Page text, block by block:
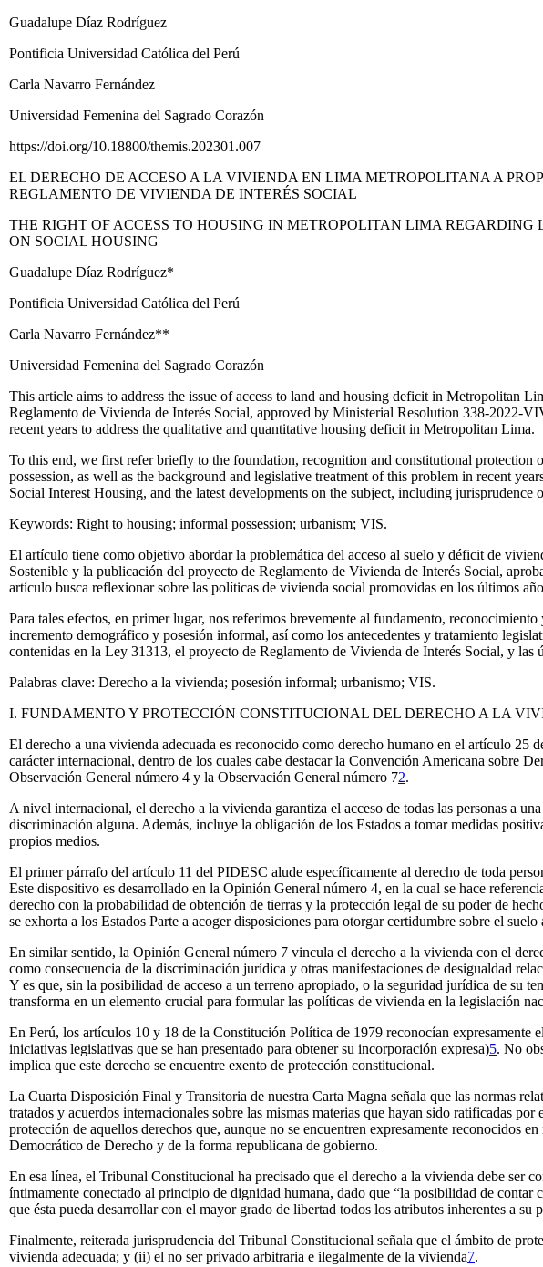
Guadalupe Díaz Rodríguez
Pontificia Universidad Católica del Perú
Carla Navarro Fernández
Universidad Femenina del Sagrado Corazón
https://doi.org/10.18800/themis.202301.007
EL DERECHO DE ACCESO A LA VIVIENDA EN LIMA METROPOLITANA A
REGLAMENTO DE VIVIENDA DE INTERÉS SOCIAL
THE RIGHT OF ACCESS TO HOUSING IN METROPOLITAN LIMA
ON SOCIAL HOUSING
Guadalupe Díaz Rodríguez*
Pontificia Universidad Católica del Perú
Carla Navarro Fernández**
Universidad Femenina del Sagrado Corazón
This article aims to address the issue of access to land and housing deficit in Metropolitan
Reglamento de Vivienda de Interés Social, approved by Ministerial Resolution 338-2022-
recent years to address the qualitative and quantitative housing deficit in Metropolitan Lima.
To this end, we first refer briefly to the foundation, recognition and constitutional protection
possession, as well as the background and legislative treatment of this problem in recent
Social Interest Housing, and the latest developments on the subject, including jurisprudence
Keywords: Right to housing; informal possession; urbanism; VIS.
El artículo tiene como objetivo abordar la problemática del acceso al suelo y déficit de
Sostenible y la publicación del proyecto de Reglamento de Vivienda de Interés Social,
artículo busca reflexionar sobre las políticas de vivienda social promovidas en los últimos
Para tales efectos, en primer lugar, nos referimos brevemente al fundamento,
incremento demográfico y posesión informal, así como los antecedentes y tratamiento
contenidas en la Ley 31313, el proyecto de Reglamento de Vivienda de Interés Social, y
Palabras clave: Derecho a la vivienda; posesión informal; urbanismo; VIS.
I. FUNDAMENTO Y PROTECCIÓN CONSTITUCIONAL DEL DERECHO A LA
El derecho a una vivienda adecuada es reconocido como derecho humano en el artículo 25
carácter internacional, dentro de los cuales cabe destacar la Convención Americana sobre
Observación General número 4 y la Observación General número 72.
A nivel internacional, el derecho a la vivienda garantiza el acceso de todas las personas a
discriminación alguna. Además, incluye la obligación de los Estados a tomar medidas
propios medios.
El primer párrafo del artículo 11 del PIDESC alude específicamente al derecho de toda
Este dispositivo es desarrollado en la Opinión General número 4, en la cual se hace
derecho con la probabilidad de obtención de tierras y la protección legal de su poder de
se exhorta a los Estados Parte a acoger disposiciones para otorgar certidumbre sobre el
En similar sentido, la Opinión General número 7 vincula el derecho a la vivienda con el
como consecuencia de la discriminación jurídica y otras manifestaciones de desigualdad
Y es que, sin la posibilidad de acceso a un terreno apropiado, o la seguridad jurídica de su
transforma en un elemento crucial para formular las políticas de vivienda en la legislación
En Perú, los artículos 10 y 18 de la Constitución Política de 1979 reconocían expresamente
iniciativas legislativas que se han presentado para obtener su incorporación expresa)5. No
implica que este derecho se encuentre exento de protección constitucional.
La Cuarta Disposición Final y Transitoria de nuestra Carta Magna señala que las normas
tratados y acuerdos internacionales sobre las mismas materias que hayan sido ratificadas
protección de aquellos derechos que, aunque no se encuentren expresamente reconocidos
Democrático de Derecho y de la forma republicana de gobierno.
En esa línea, el Tribunal Constitucional ha precisado que el derecho a la vivienda debe ser
íntimamente conectado al principio de dignidad humana, dado que “la posibilidad de contar
que ésta pueda desarrollar con el mayor grado de libertad todos los atributos inherentes a su
Finalmente, reiterada jurisprudencia del Tribunal Constitucional señala que el ámbito de
vivienda adecuada; y (ii) el no ser privado arbitraria e ilegalmente de la vivienda7.